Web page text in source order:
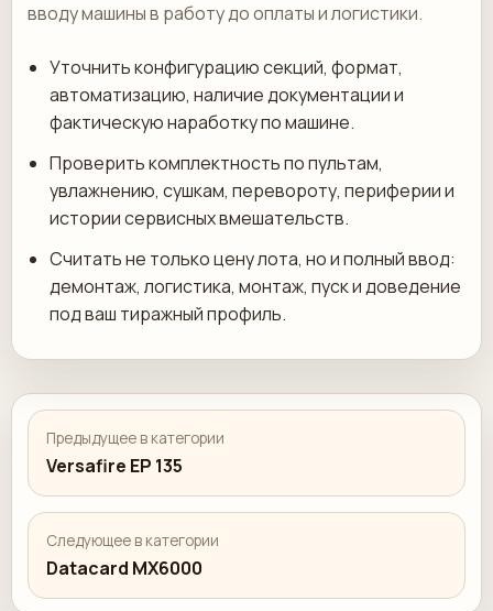
вводу машины в работу до оплаты и логистики.
Уточнить конфигурацию секций, формат,
автоматизацию, наличие документации и
фактическую наработку по машине.
Проверить комплектность по пультам,
увлажнению, сушкам, перевороту, периферии и
истории сервисных вмешательств.
Считать не только цену лота, но и полный ввод:
демонтаж, логистика, монтаж, пуск и доведение
под ваш тиражный профиль.
Предыдущее в категории
Versafire EP 135
Следующее в категории
Datacard MX6000